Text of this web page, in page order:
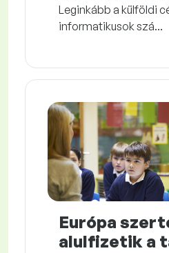
Leginkább a külföldi
informatikusok szá...
Európa
alulfizetik a